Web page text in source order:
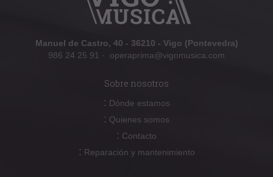
Manuel de Castro, 40 - 36210 - Vigo (Pontevedra)
986 24 25 91 · operaprima@vigomusica.com
Sobre nosotros
: Dónde estamos
: Quienes somos
: Contacto
: Reparación y mantenimiento